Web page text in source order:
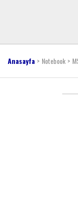
Anasayfa Notebook